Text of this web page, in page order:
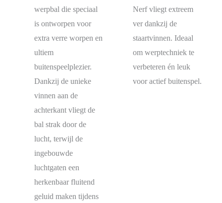
werpbal die speciaal
is ontworpen voor
extra verre worpen en
ultiem
buitenspeelplezier.
Dankzij de unieke
vinnen aan de
achterkant vliegt de
bal strak door de
lucht, terwijl de
ingebouwde
luchtgaten een
herkenbaar fluitend
geluid maken tijdens
Nerf vliegt extreem
ver dankzij de
staartvinnen. Ideaal
om werptechniek te
verbeteren én leuk
voor actief buitenspel.